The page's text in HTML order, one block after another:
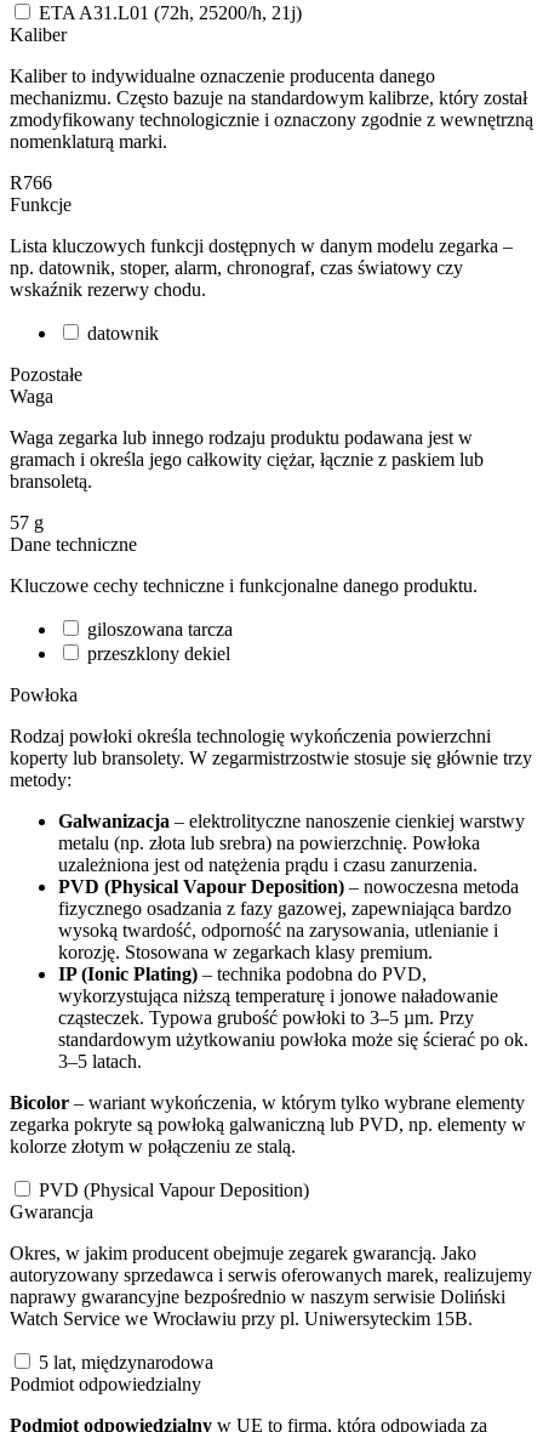
ETA A31.L01 (72h, 25200/h, 21j)
Kaliber
Kaliber to indywidualne oznaczenie producenta danego
mechanizmu. Często bazuje na standardowym kalibrze, który został
zmodyfikowany technologicznie i oznaczony zgodnie z wewnętrzną
nomenklaturą marki.
R766
Funkcje
Lista kluczowych funkcji dostępnych w danym modelu zegarka –
np. datownik, stoper, alarm, chronograf, czas światowy czy
wskaźnik rezerwy chodu.
datownik
Pozostałe
Waga
Waga zegarka lub innego rodzaju produktu podawana jest w
gramach i określa jego całkowity ciężar, łącznie z paskiem lub
bransoletą.
57 g
Dane techniczne
Kluczowe cechy techniczne i funkcjonalne danego produktu.
giloszowana tarcza
przeszklony dekiel
Powłoka
Rodzaj powłoki określa technologię wykończenia powierzchni
koperty lub bransolety. W zegarmistrzostwie stosuje się głównie trzy
metody:
Galwanizacja – elektrolityczne nanoszenie cienkiej warstwy
metalu (np. złota lub srebra) na powierzchnię. Powłoka
uzależniona jest od natężenia prądu i czasu zanurzenia.
PVD (Physical Vapour Deposition) – nowoczesna metoda
fizycznego osadzania z fazy gazowej, zapewniająca bardzo
wysoką twardość, odporność na zarysowania, utlenianie i
korozję. Stosowana w zegarkach klasy premium.
IP (Ionic Plating) – technika podobna do PVD,
wykorzystująca niższą temperaturę i jonowe naładowanie
cząsteczek. Typowa grubość powłoki to 3–5 µm. Przy
standardowym użytkowaniu powłoka może się ścierać po ok.
3–5 latach.
Bicolor – wariant wykończenia, w którym tylko wybrane elementy
zegarka pokryte są powłoką galwaniczną lub PVD, np. elementy w
kolorze złotym w połączeniu ze stalą.
PVD (Physical Vapour Deposition)
Gwarancja
Okres, w jakim producent obejmuje zegarek gwarancją. Jako
autoryzowany sprzedawca i serwis oferowanych marek, realizujemy
naprawy gwarancyjne bezpośrednio w naszym serwisie Doliński
Watch Service we Wrocławiu przy pl. Uniwersyteckim 15B.
5 lat, międzynarodowa
Podmiot odpowiedzialny
Podmiot odpowiedzialny w UE to firma, która odpowiada za